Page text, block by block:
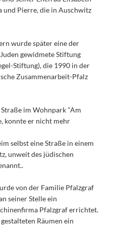
und Pierre, die in Auschwitz
wurde später eine der
gewidmete Stiftung
Stiftung), die 1990 in der
Zusammenarbeit-Pfalz
im Wohnpark "Am
konnte er nicht mehr
selbst eine Straße in einem
unweit des jüdischen
von der Familie Pfalzgraf
seiner Stelle ein
Pfalzgraf errichtet.
Räumen ein